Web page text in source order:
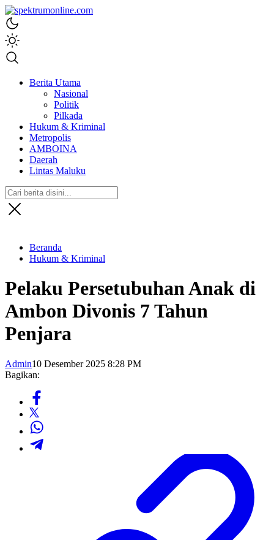
spektrumonline.com
Berita Utama
Nasional
Politik
Pilkada
Hukum & Kriminal
Metropolis
AMBOINA
Daerah
Lintas Maluku
Beranda
Hukum & Kriminal
Pelaku Persetubuhan Anak di
Ambon Divonis 7 Tahun
Penjara
Admin10 Desember 2025 8:28 PM
Bagikan: